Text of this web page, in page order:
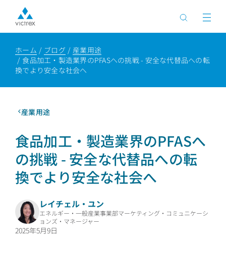
ホーム ブログ
産業用途
食品加工・製造業界のPFASへの挑戦 - 安全な代替品への転
換でより安全な社会へ
産業用途
食品加工・製造業界のPFASへ
の挑戦 - 安全な代替品への転
換でより安全な社会へ
レイチェル・ユン
エネルギー・一般産業事業部マーケティング・コミュニケーシ
ョンズ・マネージャー
2025年5月9日